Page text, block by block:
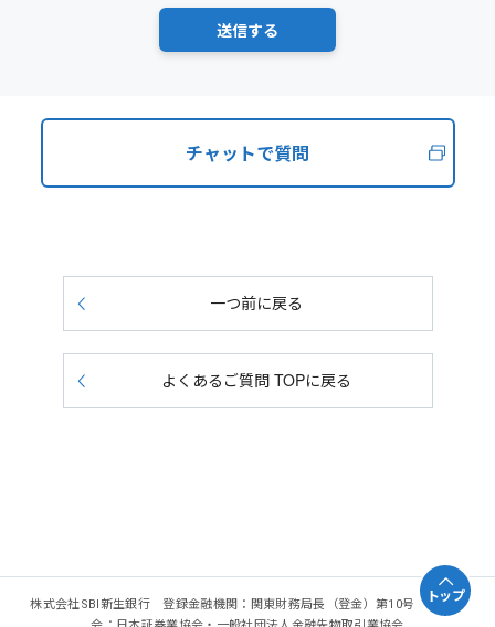
チャットで質問
一つ前に戻る
よくあるご質問 TOPに戻る
株式会社SBI新生銀行 登録金融機関：関東財務局長（登金）第10号 加入協
トップ